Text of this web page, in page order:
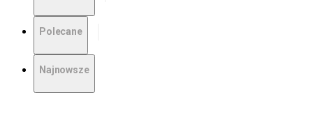
Polecane
Najnowsze